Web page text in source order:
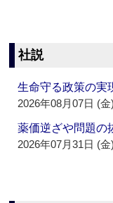
社説
生命守る政策の実
2026年08月07日 (金)
薬価逆ざや問題の
2026年07月31日 (金)